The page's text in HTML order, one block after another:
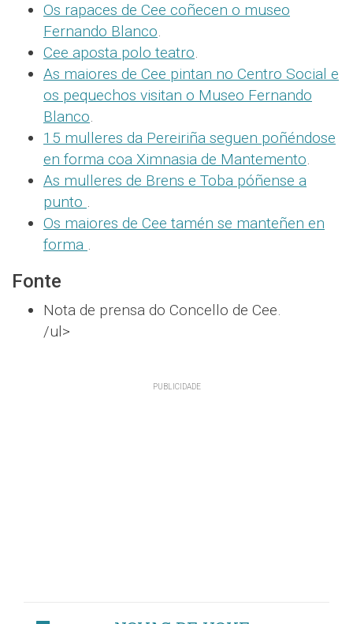
Os rapaces de Cee coñecen o museo
Fernando Blanco.
Cee aposta polo teatro.
As maiores de Cee pintan no Centro Social e
os pequechos visitan o Museo Fernando
Blanco.
15 mulleres da Pereiriña seguen poñéndose
en forma coa Ximnasia de Mantemento.
As mulleres de Brens e Toba póñense a
punto .
Os maiores de Cee tamén se manteñen en
forma .
Fonte
Nota de prensa do Concello de Cee.
/ul>